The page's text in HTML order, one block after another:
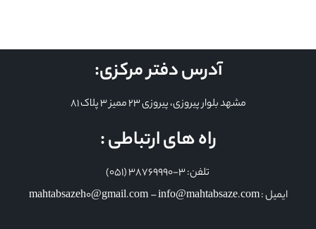
آدرس دفتر مرکزی:
مشهد بلوار پیروزی، پیروزی 23 ممیز 3 پلاک 81
راه های ارتباطی :
تلفن: 3-38769990 (051)
ایمیل : mahtabsazeh0@gmail.com – info@mahtabsaze.com